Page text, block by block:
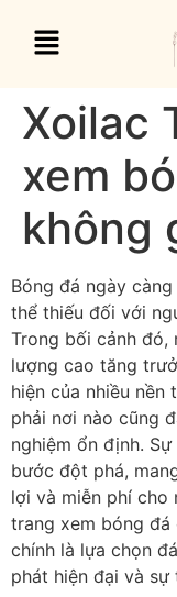
Xoilac
xem
không
Bóng đá ngày
thể thiếu đối với
Trong bối cảnh đó,
lượng cao tăng
hiện của nhiều nền
phải nơi nào cũng
nghiệm ổn định.
bước đột phá,
lợi và miễn phí cho
trang xem bóng đá
chính là lựa chọn
phát hiện đại và